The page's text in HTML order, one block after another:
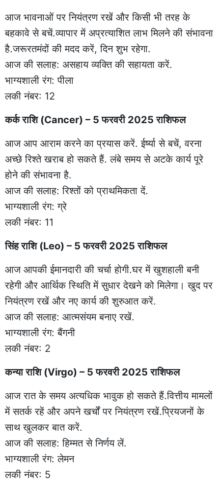
आज भावनाओं पर नियंत्रण रखें और किसी भी तरह के
बहकावे से बचें.व्यापार में अप्रत्याशित लाभ मिलने की संभावना
है.जरूरतमंदों की मदद करें, दिन शुभ रहेगा.
आज की सलाह: असहाय व्यक्ति की सहायता करें.
भाग्यशाली रंग: पीला
लकी नंबर: 12
कर्क राशि (Cancer) – 5 फरवरी 2025 राशिफल
आज आप आराम करने का प्रयास करें. ईर्ष्या से बचें, वरना
अच्छे रिश्ते खराब हो सकते हैं. लंबे समय से अटके कार्य पूरे
होने की संभावना है.
आज की सलाह: रिश्तों को प्राथमिकता दें.
भाग्यशाली रंग: ग्रे
लकी नंबर: 11
सिंह राशि (Leo) – 5 फरवरी 2025 राशिफल
आज आपकी ईमानदारी की चर्चा होगी.घर में खुशहाली बनी
रहेगी और आर्थिक स्थिति में सुधार देखने को मिलेगा। खुद पर
नियंत्रण रखें और नए कार्य की शुरुआत करें.
आज की सलाह: आत्मसंयम बनाए रखें.
भाग्यशाली रंग: बैंगनी
लकी नंबर: 2
कन्या राशि (Virgo) – 5 फरवरी 2025 राशिफल
आज रात के समय अत्यधिक भावुक हो सकते हैं.वित्तीय मामलों
में सतर्क रहें और अपने खर्चों पर नियंत्रण रखें.प्रियजनों के
साथ खुलकर बात करें.
आज की सलाह: हिम्मत से निर्णय लें.
भाग्यशाली रंग: लेमन
लकी नंबर: 5